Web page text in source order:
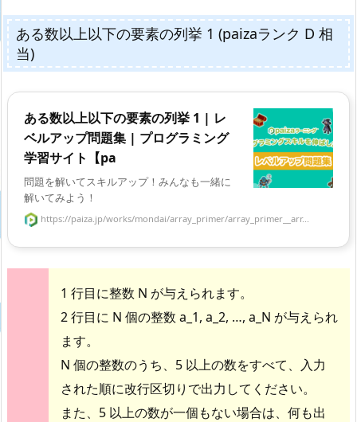
ある数以上以下の要素の列挙 1 (paizaランク D 相
当)
ある数以上以下の要素の列挙 1 | レ
ベルアップ問題集 | プログラミング
学習サイト【pa
問題を解いてスキルアップ！みんなも一緒に
解いてみよう！
https://paiza.jp/works/mondai/array_primer/array_primer__arr...
1 行目に整数 N が与えられます。
2 行目に N 個の整数 a_1, a_2, …, a_N が与えられ
ます。
N 個の整数のうち、5 以上の数をすべて、入力
された順に改行区切りで出力してください。
また、5 以上の数が一個もない場合は、何も出